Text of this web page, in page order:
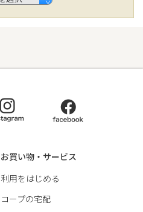
お買い物・サービス
利用をはじめる
コープの宅配